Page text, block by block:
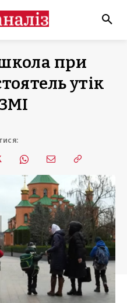
при
утік